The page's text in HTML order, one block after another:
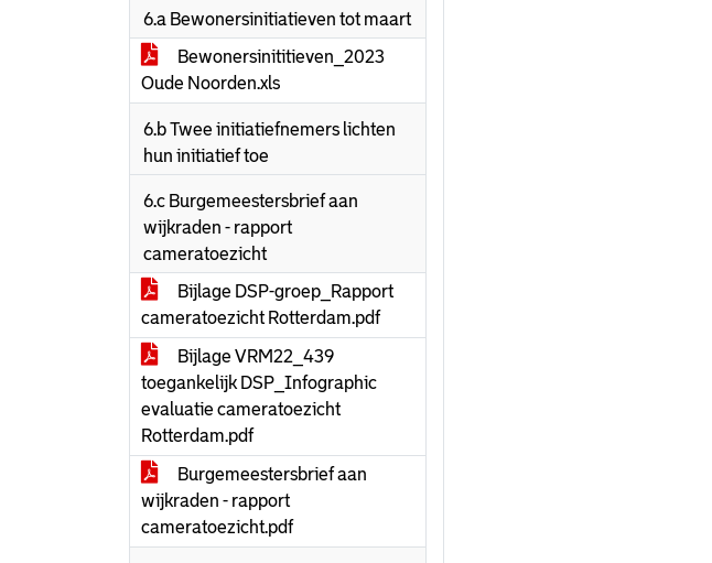
6.a Bewonersinitiatieven tot maart
Bewonersinititieven_2023
Oude Noorden.xls
6.b Twee initiatiefnemers lichten
hun initiatief toe
6.c Burgemeestersbrief aan
wijkraden - rapport
cameratoezicht
Bijlage DSP-groep_Rapport
cameratoezicht Rotterdam.pdf
Bijlage VRM22_439
toegankelijk DSP_Infographic
evaluatie cameratoezicht
Rotterdam.pdf
Burgemeestersbrief aan
wijkraden - rapport
cameratoezicht.pdf